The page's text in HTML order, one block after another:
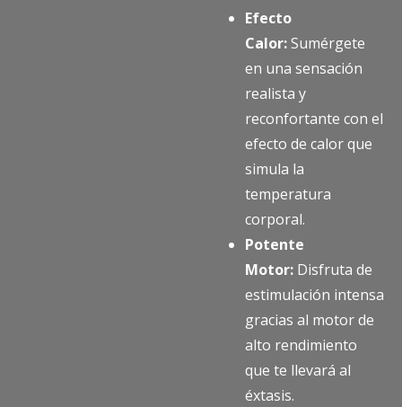
Efecto
Calor:Sumérgete
en una sensación
realista y
reconfortante con el
efecto de calor que
simula la
temperatura
corporal.
Potente
Motor: Disfruta de
estimulación intensa
gracias al motor de
alto rendimiento
que te llevará al
éxtasis.